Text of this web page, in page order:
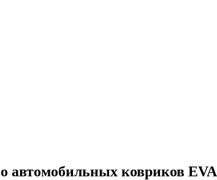
автомобильных ковриков EVA